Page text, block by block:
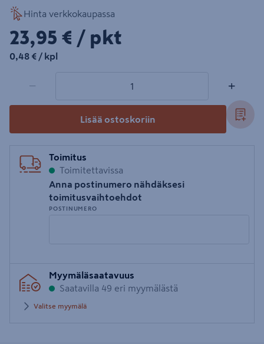
Hinta verkkokaupassa
23,95€/pkt
23,95 € / pkt
0,48€/kpl
0,48 € / kpl
− +
Lisää ostoskoriin
Toimitus
Toimitettavissa
Anna postinumero nähdäksesi
toimitusvaihtoehdot
POSTINUMERO
postinumero
Myymäläsaatavuus
Saatavilla 49 eri myymälästä
Valitse myymälä